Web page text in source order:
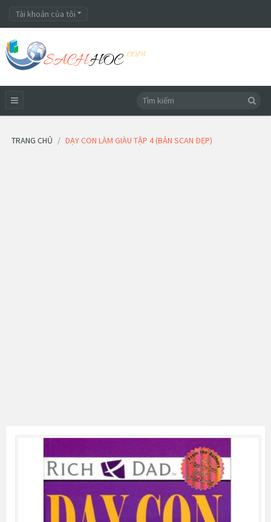
Tài khoản của tôi
TRANG CHỦ DẠY CON LÀM GIÀU TẬP 4 (BẢN SCAN ĐẸP)